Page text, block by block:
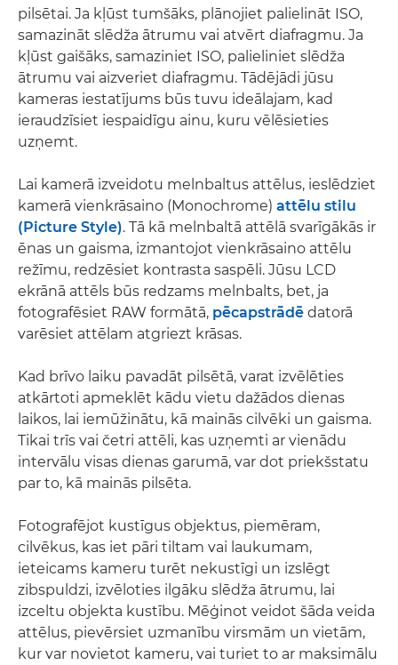
pilsētai. Ja kļūst tumšāks, plānojiet palielināt ISO,
samazināt slēdža ātrumu vai atvērt diafragmu. Ja
kļūst gaišāks, samaziniet ISO, palieliniet slēdža
ātrumu vai aizveriet diafragmu. Tādējādi jūsu
kameras iestatījums būs tuvu ideālajam, kad
ieraudzīsiet iespaidīgu ainu, kuru vēlēsieties
uzņemt.
Lai kamerā izveidotu melnbaltus attēlus, ieslēdziet
kamerā vienkrāsaino (Monochrome) attēlu stilu
(Picture Style). Tā kā melnbaltā attēlā svarīgākās ir
ēnas un gaisma, izmantojot vienkrāsaino attēlu
režīmu, redzēsiet kontrasta saspēli. Jūsu LCD
ekrānā attēls būs redzams melnbalts, bet, ja
fotografēsiet RAW formātā, pēcapstrādē datorā
varēsiet attēlam atgriezt krāsas.
Kad brīvo laiku pavadāt pilsētā, varat izvēlēties
atkārtoti apmeklēt kādu vietu dažādos dienas
laikos, lai iemūžinātu, kā mainās cilvēki un gaisma.
Tikai trīs vai četri attēli, kas uzņemti ar vienādu
intervālu visas dienas garumā, var dot priekšstatu
par to, kā mainās pilsēta.
Fotografējot kustīgus objektus, piemēram,
cilvēkus, kas iet pāri tiltam vai laukumam,
ieteicams kameru turēt nekustīgi un izslēgt
zibspuldzi, izvēloties ilgāku slēdža ātrumu, lai
izceltu objekta kustību. Mēģinot veidot šāda veida
attēlus, pievērsiet uzmanību virsmām un vietām,
kur var novietot kameru, vai turiet to ar maksimālu